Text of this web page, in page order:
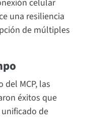
celular
una resiliencia
de múltiples
MCP, las
éxitos que
de